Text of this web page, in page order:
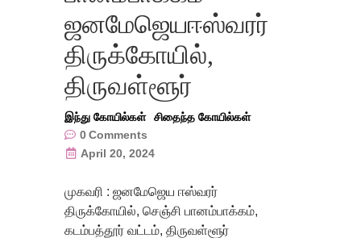
ஜனமேஜெயஈஸ்வரர்
திருக்கோயில்,
திருவள்ளூர்
இந்து கோயில்கள்
சிதைந்த கோயில்கள்
0Comments
April 20, 2024
முகவரி : ஜனமேஜெய ஈஸ்வரர்
திருக்கோயில், செஞ்சி பானம்பாக்கம்,
கடம்பத்தூர் வட்டம், திருவள்ளூர்